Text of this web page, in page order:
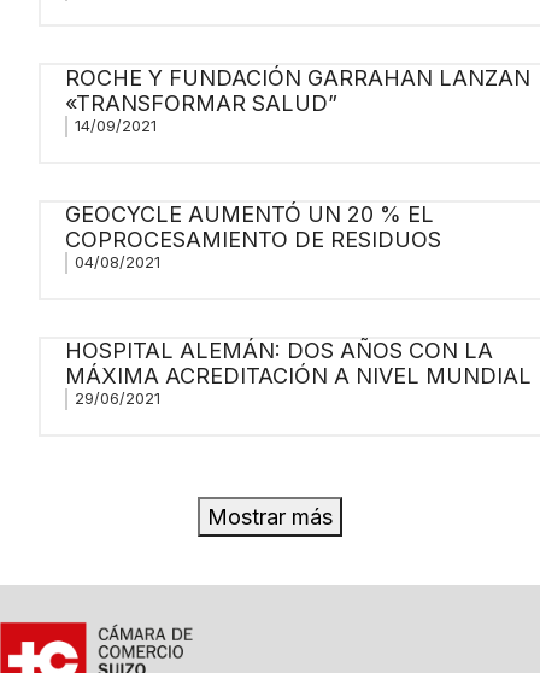
ROCHE Y FUNDACIÓN GARRAHAN LANZAN
«TRANSFORMAR SALUD”
14/09/2021
GEOCYCLE AUMENTÓ UN 20 % EL
COPROCESAMIENTO DE RESIDUOS
04/08/2021
HOSPITAL ALEMÁN: DOS AÑOS CON LA
MÁXIMA ACREDITACIÓN A NIVEL MUNDIAL
29/06/2021
Mostrar más